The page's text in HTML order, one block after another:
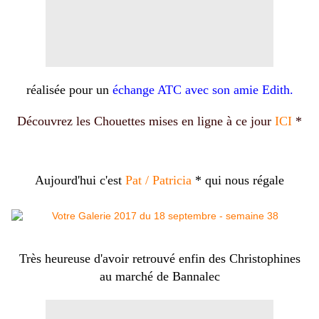
réalisée pour unéchange ATC avec son amie Edith.
Découvrez les Chouettes mises en ligne à ce jour ICI *
Aujourd'hui c'est Pat / Patricia * qui nous régale
Très heureuse d'avoir retrouvé enfin des Christophines
au marché de Bannalec